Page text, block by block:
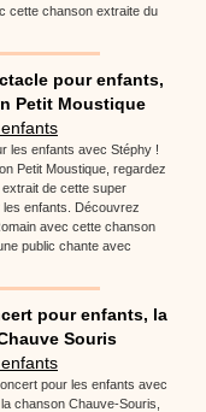
cette chanson extraite du
pour enfants,
Petit Moustique
les enfants avec Stéphy !
Petit Moustique, regardez
de cette super
enfants. Découvrez
avec cette chanson
public chante avec
pour enfants, la
Souris
pour les enfants avec
chanson Chauve-Souris,